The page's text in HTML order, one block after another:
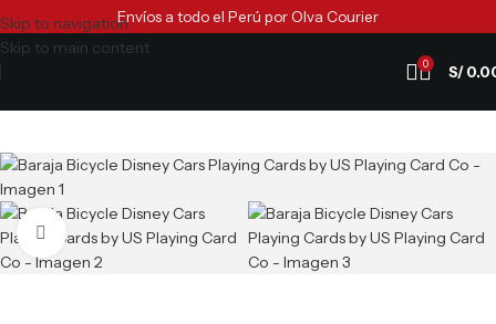
Skip to navigation
Skip to main content
Envíos a todo el Perú por Olva Courier
0 S/
Clic para ampliar